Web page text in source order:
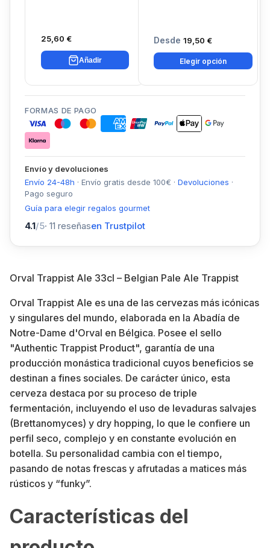
25,60 €
Añadir
Desde19,50 €
Elegir opción
FORMAS DE PAGO
Envío y devoluciones
Envío 24-48h · Envío gratis desde 100€ · Devoluciones ·
Pago seguro
Guía para elegir regalos gourmet
4.1/5· 11 reseñasen Trustpilot
Orval Trappist Ale 33cl – Belgian Pale Ale Trappist
Orval Trappist Ale es una de las cervezas más icónicas
y singulares del mundo, elaborada en la Abadía de
Notre-Dame d'Orval en Bélgica. Posee el sello
"Authentic Trappist Product", garantía de una
producción monástica tradicional cuyos beneficios se
destinan a fines sociales. De carácter único, esta
cerveza destaca por su proceso de triple
fermentación, incluyendo el uso de levaduras salvajes
(Brettanomyces) y dry hopping, lo que le confiere un
perfil seco, complejo y en constante evolución en
botella. Su personalidad cambia con el tiempo,
pasando de notas frescas y afrutadas a matices más
rústicos y “funky”.
Características del